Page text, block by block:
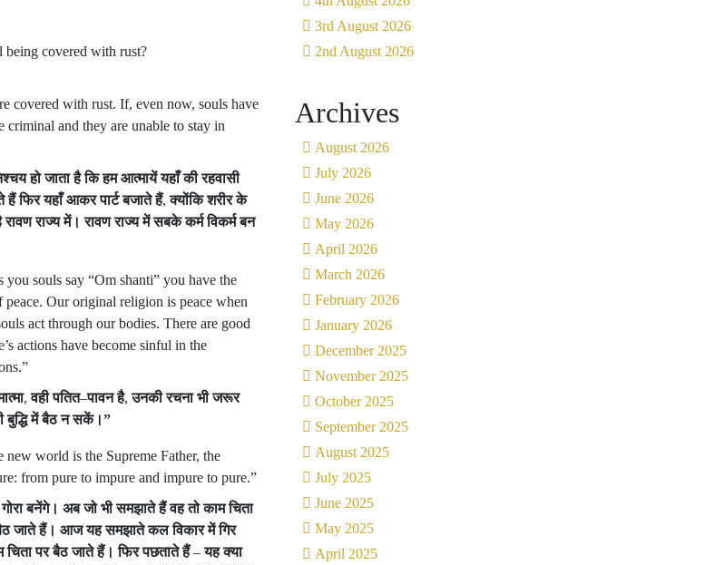
being covered with rust?
covered with rust. If, even now, souls have
and they are unable to stay in
हो जाता है कि हम आत्मायें यहाँ की रहवासी
हैं फिर यहाँ आकर पार्ट बजाते हैं,क्योंकि शरीर के
रावण राज्य में। रावण राज्य में सबके कर्म विकर्म बन
souls say “Om shanti” you have the
Our original religion is peace when
act through our bodies. There are good
actions have become sinful in the
,वही पतित–पावन है,उनकी रचना भी जरूर
बुद्धि में बैठ न सकें।”
world is the Supreme Father, the
from pure to impure and impure to pure.”
गोरा बनेंगे। अब जो भी समझाते हैं वह तो काम चिता
जाते हैं। आज यह समझाते कल विकार में गिर
चिता पर बैठ जाते हैं। फिर पछताते हैं–यह क्या
3rd August 2026
2nd August 2026
Archives
August 2026
July 2026
June 2026
May 2026
April 2026
March 2026
February 2026
January 2026
December 2025
November 2025
October 2025
September 2025
August 2025
July 2025
June 2025
May 2025
April 2025